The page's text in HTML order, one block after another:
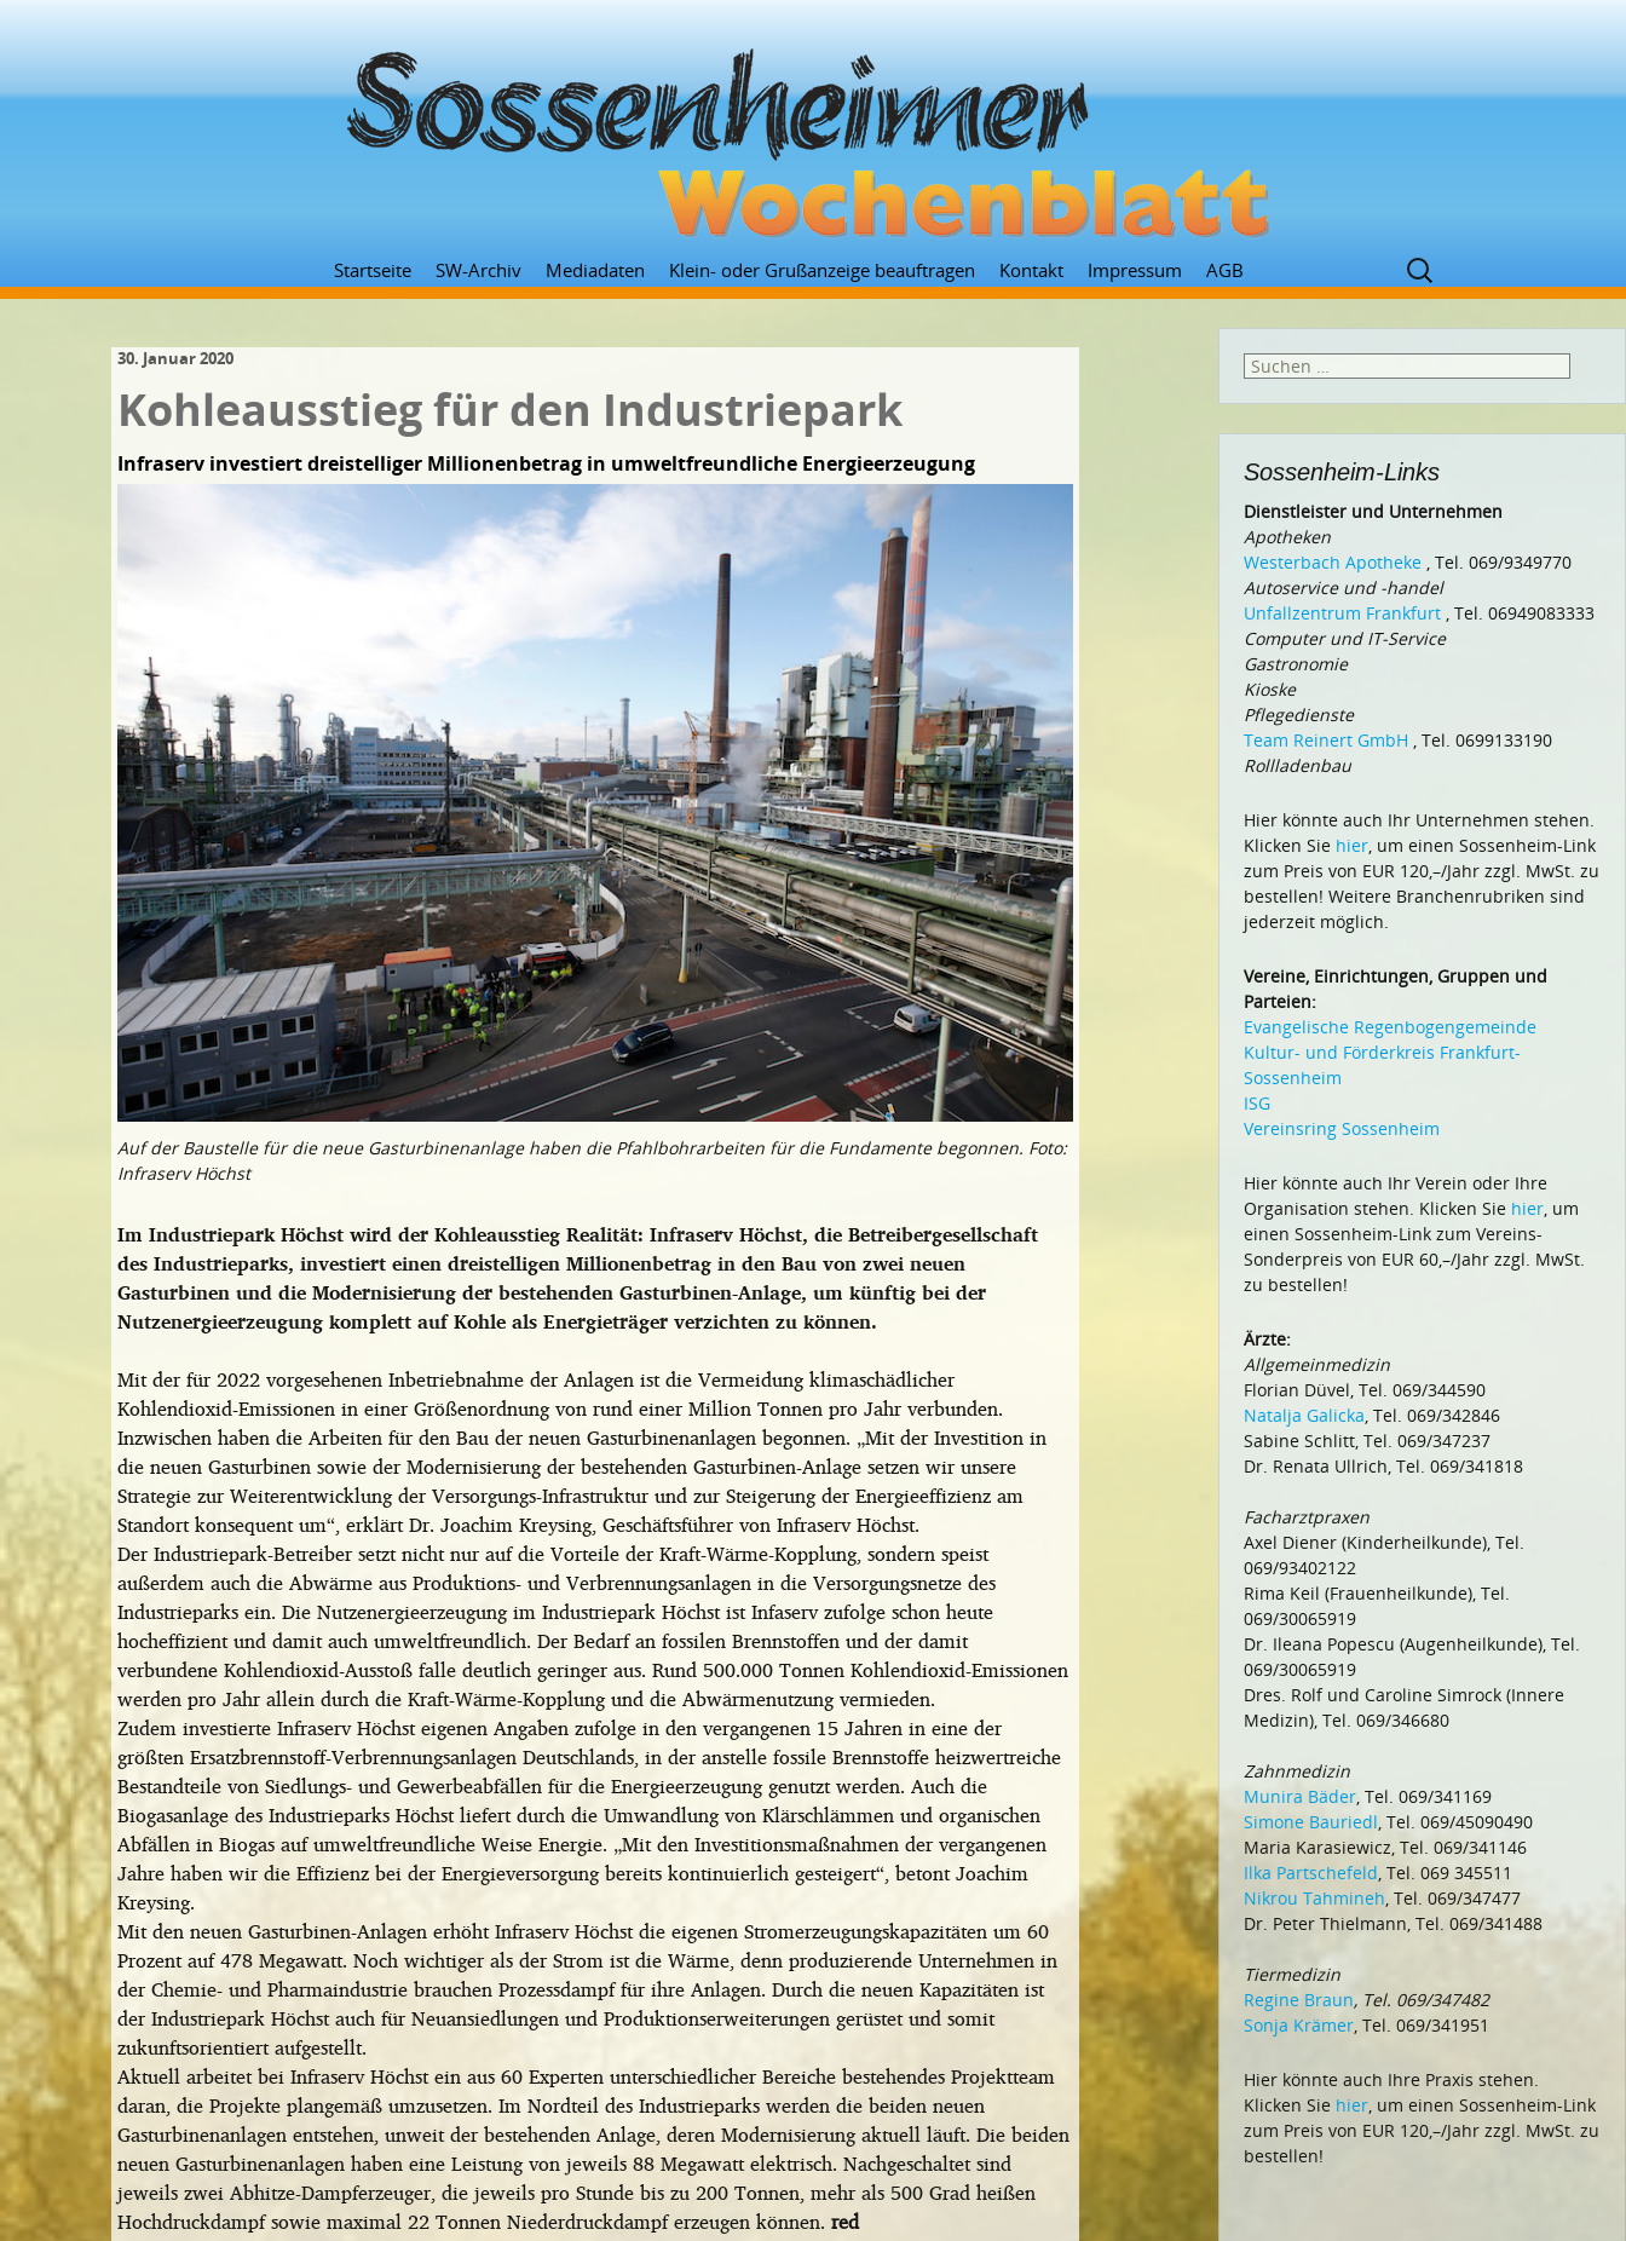
Zum
Inhalt
Startseite SW-Archiv Mediadaten Klein- oder Grußanzeige beauftragen Kontakt Impressum AGB
Suchen
nach:
30. Januar 2020
Kohleausstieg für den Industriepark
Infraserv investiert dreistelliger Millionenbetrag in umweltfreundliche Energieerzeugung
Auf der Baustelle für die neue Gasturbinenanlage haben die Pfahlbohrarbeiten für die Fundamente begonnen. Foto:
Infraserv Höchst
Im Industriepark Höchst wird der Kohleausstieg Realität: Infraserv Höchst, die Betreibergesellschaft
des Industrieparks, investiert einen dreistelligen Millionenbetrag in den Bau von zwei neuen
Gasturbinen und die Modernisierung der bestehenden Gasturbinen-Anlage, um künftig bei der
Nutzenergieerzeugung komplett auf Kohle als Energieträger verzichten zu können.
Mit der für 2022 vorgesehenen Inbetriebnahme der Anlagen ist die Vermeidung klimaschädlicher
Kohlendioxid-Emissionen in einer Größenordnung von rund einer Million Tonnen pro Jahr verbunden.
Inzwischen haben die Arbeiten für den Bau der neuen Gasturbinenanlagen begonnen. „Mit der Investition in
die neuen Gasturbinen sowie der Modernisierung der bestehenden Gasturbinen-Anlage setzen wir unsere
Strategie zur Weiterentwicklung der Versorgungs-Infrastruktur und zur Steigerung der Energieeffizienz am
Standort konsequent um“, erklärt Dr. Joachim Kreysing, Geschäftsführer von Infraserv Höchst.
Der Industriepark-Betreiber setzt nicht nur auf die Vorteile der Kraft-Wärme-Kopplung, sondern speist
außerdem auch die Abwärme aus Produktions- und Verbrennungsanlagen in die Versorgungsnetze des
Industrieparks ein. Die Nutzenergieerzeugung im Industriepark Höchst ist Infaserv zufolge schon heute
hocheffizient und damit auch umweltfreundlich. Der Bedarf an fossilen Brennstoffen und der damit
verbundene Kohlendioxid-Ausstoß falle deutlich geringer aus. Rund 500.000 Tonnen Kohlendioxid-Emissionen
werden pro Jahr allein durch die Kraft-Wärme-Kopplung und die Abwärmenutzung vermieden.
Zudem investierte Infraserv Höchst eigenen Angaben zufolge in den vergangenen 15 Jahren in eine der
größten Ersatzbrennstoff-Verbrennungsanlagen Deutschlands, in der anstelle fossile Brennstoffe heizwertreiche
Bestandteile von Siedlungs- und Gewerbeabfällen für die Energieerzeugung genutzt werden. Auch die
Biogasanlage des Industrieparks Höchst liefert durch die Umwandlung von Klärschlämmen und organischen
Abfällen in Biogas auf umweltfreundliche Weise Energie. „Mit den Investitionsmaßnahmen der vergangenen
Jahre haben wir die Effizienz bei der Energieversorgung bereits kontinuierlich gesteigert“, betont Joachim
Kreysing.
Mit den neuen Gasturbinen-Anlagen erhöht Infraserv Höchst die eigenen Stromerzeugungskapazitäten um 60
Prozent auf 478 Megawatt. Noch wichtiger als der Strom ist die Wärme, denn produzierende Unternehmen in
der Chemie- und Pharmaindustrie brauchen Prozessdampf für ihre Anlagen. Durch die neuen Kapazitäten ist
der Industriepark Höchst auch für Neuansiedlungen und Produktionserweiterungen gerüstet und somit
zukunftsorientiert aufgestellt.
Aktuell arbeitet bei Infraserv Höchst ein aus 60 Experten unterschiedlicher Bereiche bestehendes Projektteam
daran, die Projekte plangemäß umzusetzen. Im Nordteil des Industrieparks werden die beiden neuen
Gasturbinenanlagen entstehen, unweit der bestehenden Anlage, deren Modernisierung aktuell läuft. Die beiden
neuen Gasturbinenanlagen haben eine Leistung von jeweils 88 Megawatt elektrisch. Nachgeschaltet sind
jeweils zwei Abhitze-Dampferzeuger, die jeweils pro Stunde bis zu 200 Tonnen, mehr als 500 Grad heißen
Hochdruckdampf sowie maximal 22 Tonnen Niederdruckdampf erzeugen können. red
Suchen
Sossenheim-Links
Dienstleister und Unternehmen
Apotheken
Westerbach Apotheke , Tel. 069/9349770
Autoservice und -handel
Unfallzentrum Frankfurt , Tel. 06949083333
Computer und IT-Service
Gastronomie
Kioske
Pflegedienste
Team Reinert GmbH , Tel. 0699133190
Rollladenbau
Hier könnte auch Ihr Unternehmen stehen.
Klicken Sie hier, um einen Sossenheim-Link
zum Preis von EUR 120,–/Jahr zzgl. MwSt. zu
bestellen! Weitere Branchenrubriken sind
jederzeit möglich.
Vereine, Einrichtungen, Gruppen und
Parteien:
Evangelische Regenbogengemeinde
Kultur- und Förderkreis Frankfurt-
Sossenheim
ISG
Vereinsring Sossenheim
Hier könnte auch Ihr Verein oder Ihre
Organisation stehen. Klicken Sie hier, um
einen Sossenheim-Link zum Vereins-
Sonderpreis von EUR 60,–/Jahr zzgl. MwSt.
zu bestellen!
Ärzte:
Allgemeinmedizin
Florian Düvel, Tel. 069/344590
Natalja Galicka, Tel. 069/342846
Sabine Schlitt, Tel. 069/347237
Dr. Renata Ullrich, Tel. 069/341818
Facharztpraxen
Axel Diener (Kinderheilkunde), Tel.
069/93402122
Rima Keil (Frauenheilkunde), Tel.
069/30065919
Dr. Ileana Popescu (Augenheilkunde), Tel.
069/30065919
Dres. Rolf und Caroline Simrock (Innere
Medizin), Tel. 069/346680
Zahnmedizin
Munira Bäder, Tel. 069/341169
Simone Bauriedl, Tel. 069/45090490
Maria Karasiewicz, Tel. 069/341146
Ilka Partschefeld, Tel. 069 345511
Nikrou Tahmineh, Tel. 069/347477
Dr. Peter Thielmann, Tel. 069/341488
Tiermedizin
Regine Braun, Tel. 069/347482
Sonja Krämer, Tel. 069/341951
Hier könnte auch Ihre Praxis stehen.
Klicken Sie hier, um einen Sossenheim-Link
zum Preis von EUR 120,–/Jahr zzgl. MwSt. zu
bestellen!